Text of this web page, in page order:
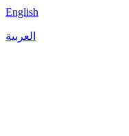
English
العربية